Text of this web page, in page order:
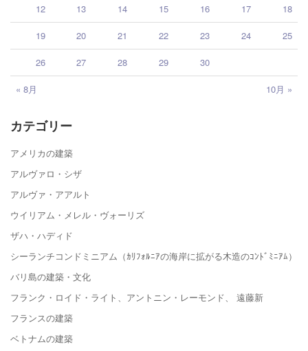
« 8月 10月 »
12 13 14 15 16 17 18
19 20 21 22 23 24 25
26 27 28 29 30
カテゴリー
アメリカの建築
アルヴァロ・シザ
アルヴァ・アアルト
ウイリアム・メレル・ヴォーリズ
ザハ・ハディド
シーランチコンドミニアム（ｶﾘﾌｫﾙﾆｱの海岸に拡がる木造のｺﾝﾄﾞﾐﾆｱﾑ）
バリ島の建築・文化
フランク・ロイド・ライト、アントニン・レーモンド、 遠藤新
フランスの建築
ベトナムの建築